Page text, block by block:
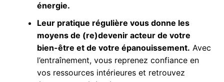
énergie.
Leur pratique régulière vous donne les
moyens de (re)devenir acteur de votre
bien-être et de votre épanouissement. Avec
l’entraînement, vous reprenez confiance en
vos ressources intérieures et retrouvez